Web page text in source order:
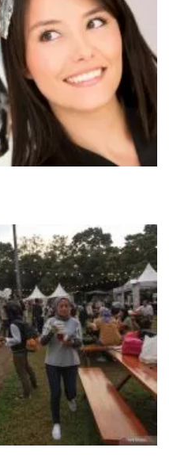
hitam tak dianjurkan
gaul di bulan puasa